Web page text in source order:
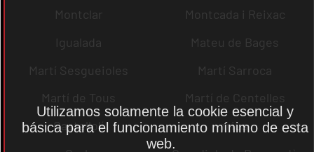
Montclar
Montcada i Reixac
Igualada
Mateu de Bages
Martí Sesgueioles
Martí Sarroca
Martí de Tous
Martí de Centelles
Castellolí
rrius
Utilizamos solamente la cookie esencial y
básica para el funcionamiento mínimo de esta
web.